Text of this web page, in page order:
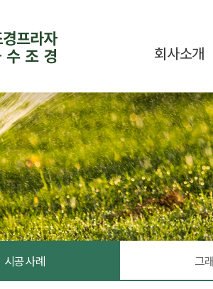
회사소개
시공사례 그